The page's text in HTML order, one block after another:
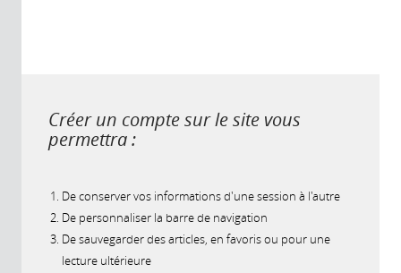
Créer un compte sur le site vous
permettra :
De conserver vos informations d'une session à l'autre
De personnaliser la barre de navigation
De sauvegarder des articles, en favoris ou pour une
lecture ultérieure